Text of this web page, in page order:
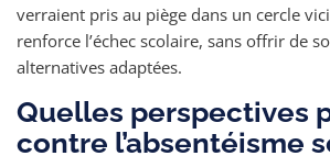
verraient pris au piège dans un cercle
renforce l’échec scolaire, sans offrir de
alternatives adaptées.
Quelles perspectives
contre l’absentéisme